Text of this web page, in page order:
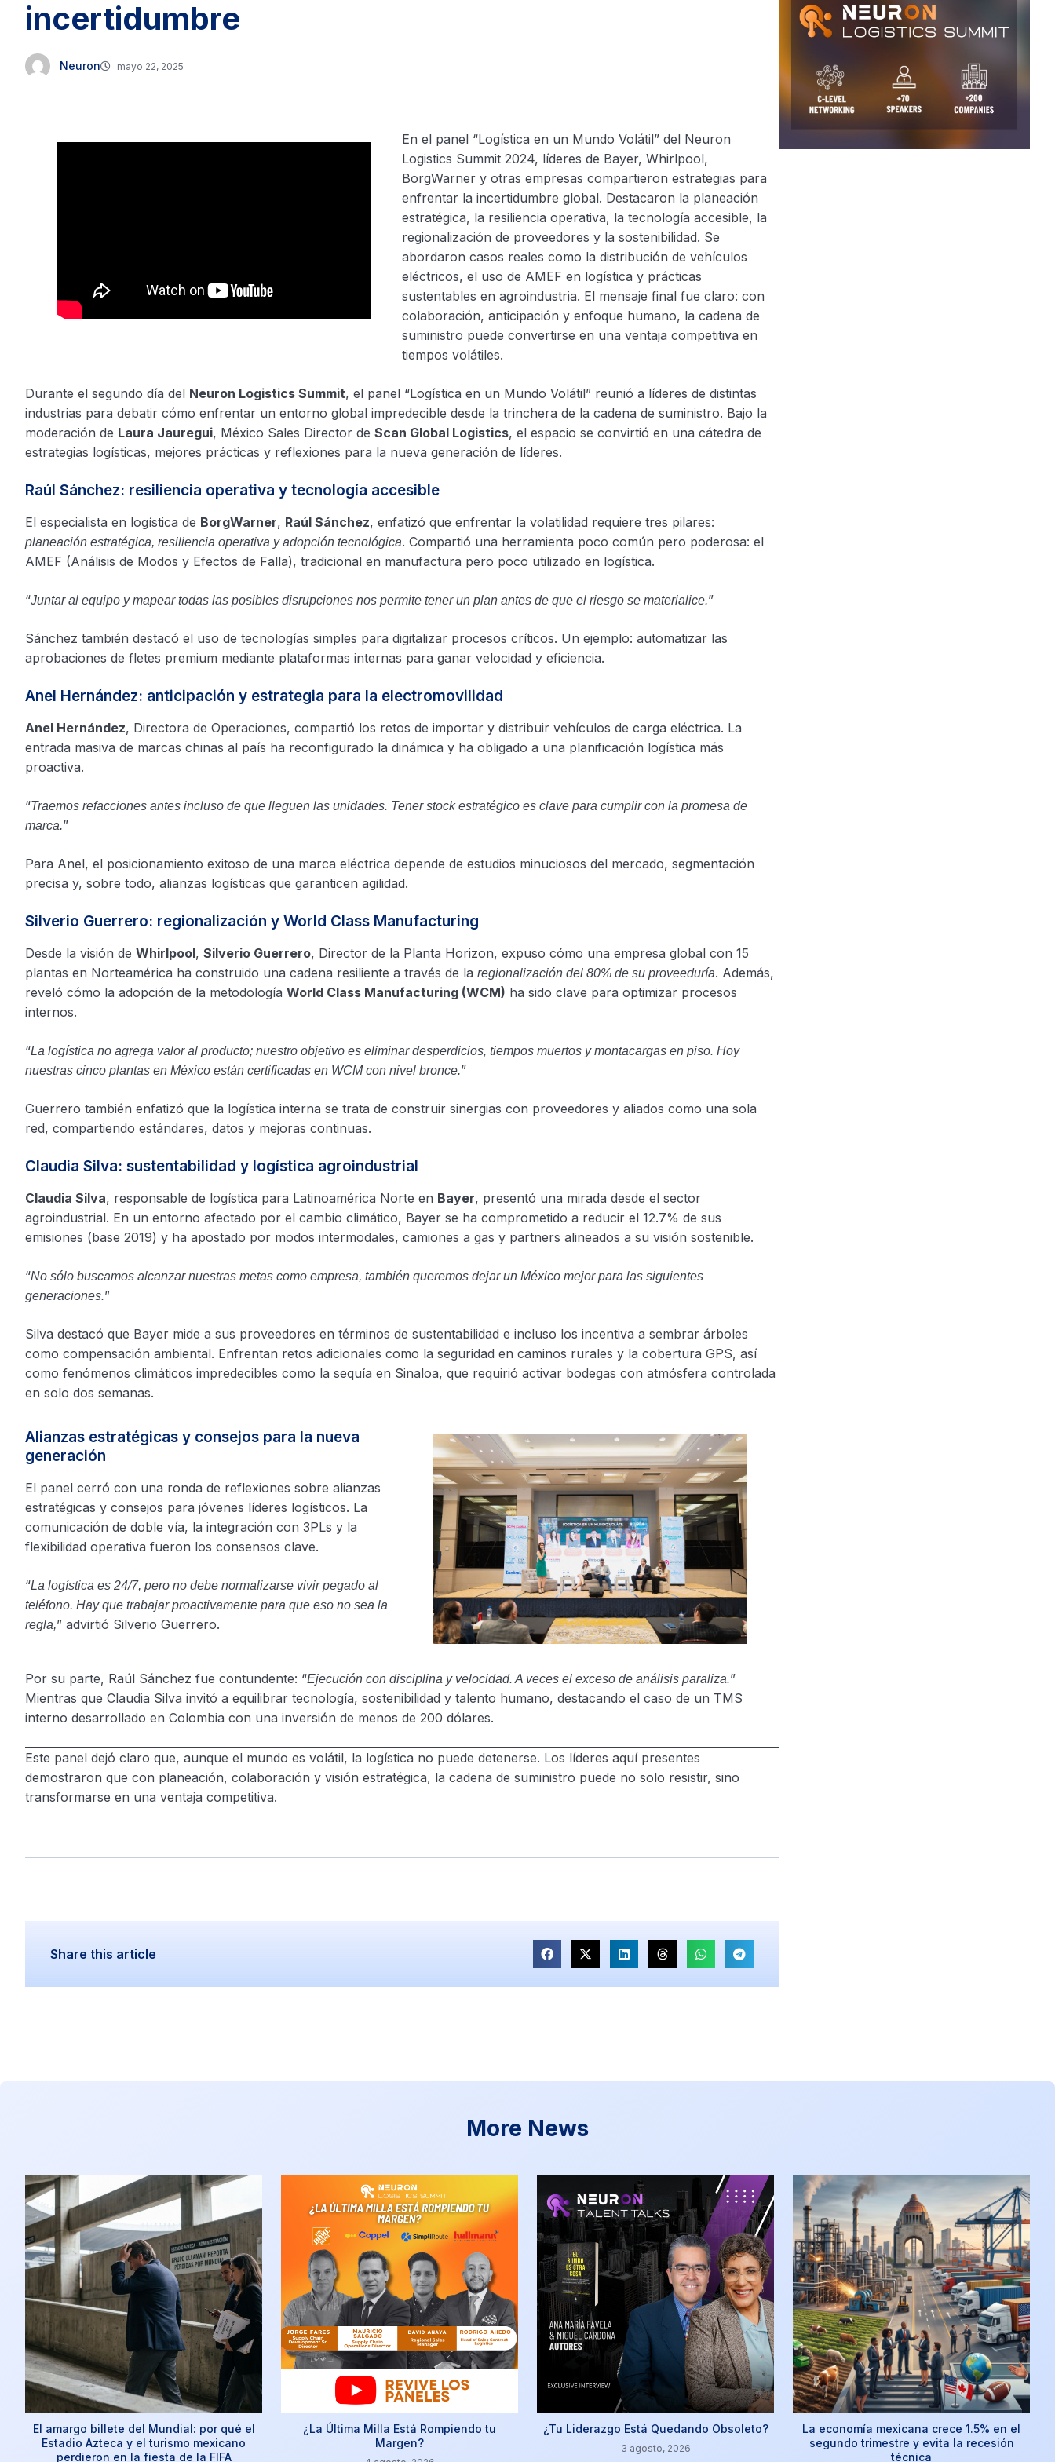
incertidumbre
Neuron mayo 22, 2025
En el panel “Logística en un Mundo Volátil” del Neuron
Logistics Summit 2024, líderes de Bayer, Whirlpool,
BorgWarner y otras empresas compartieron estrategias para
enfrentar la incertidumbre global. Destacaron la planeación
estratégica, la resiliencia operativa, la tecnología accesible, la
regionalización de proveedores y la sostenibilidad. Se
abordaron casos reales como la distribución de vehículos
eléctricos, el uso de AMEF en logística y prácticas
sustentables en agroindustria. El mensaje final fue claro: con
colaboración, anticipación y enfoque humano, la cadena de
suministro puede convertirse en una ventaja competitiva en
tiempos volátiles.
Durante el segundo día del Neuron Logistics Summit, el panel “Logística en un Mundo Volátil” reunió a líderes de distintas
industrias para debatir cómo enfrentar un entorno global impredecible desde la trinchera de la cadena de suministro. Bajo la
moderación de Laura Jauregui, México Sales Director de Scan Global Logistics, el espacio se convirtió en una cátedra de
estrategias logísticas, mejores prácticas y reflexiones para la nueva generación de líderes.
Raúl Sánchez: resiliencia operativa y tecnología accesible
El especialista en logística de BorgWarner, Raúl Sánchez, enfatizó que enfrentar la volatilidad requiere tres pilares:
planeación estratégica, resiliencia operativa y adopción tecnológica. Compartió una herramienta poco común pero poderosa: el
AMEF (Análisis de Modos y Efectos de Falla), tradicional en manufactura pero poco utilizado en logística.
“Juntar al equipo y mapear todas las posibles disrupciones nos permite tener un plan antes de que el riesgo se materialice.”
Sánchez también destacó el uso de tecnologías simples para digitalizar procesos críticos. Un ejemplo: automatizar las
aprobaciones de fletes premium mediante plataformas internas para ganar velocidad y eficiencia.
Anel Hernández: anticipación y estrategia para la electromovilidad
Anel Hernández, Directora de Operaciones, compartió los retos de importar y distribuir vehículos de carga eléctrica. La
entrada masiva de marcas chinas al país ha reconfigurado la dinámica y ha obligado a una planificación logística más
proactiva.
“Traemos refacciones antes incluso de que lleguen las unidades. Tener stock estratégico es clave para cumplir con la promesa de
marca.”
Para Anel, el posicionamiento exitoso de una marca eléctrica depende de estudios minuciosos del mercado, segmentación
precisa y, sobre todo, alianzas logísticas que garanticen agilidad.
Silverio Guerrero: regionalización y World Class Manufacturing
Desde la visión de Whirlpool, Silverio Guerrero, Director de la Planta Horizon, expuso cómo una empresa global con 15
plantas en Norteamérica ha construido una cadena resiliente a través de la regionalización del 80% de su proveeduría. Además,
reveló cómo la adopción de la metodología World Class Manufacturing (WCM) ha sido clave para optimizar procesos
internos.
“La logística no agrega valor al producto; nuestro objetivo es eliminar desperdicios, tiempos muertos y montacargas en piso. Hoy
nuestras cinco plantas en México están certificadas en WCM con nivel bronce.”
Guerrero también enfatizó que la logística interna se trata de construir sinergias con proveedores y aliados como una sola
red, compartiendo estándares, datos y mejoras continuas.
Claudia Silva: sustentabilidad y logística agroindustrial
Claudia Silva, responsable de logística para Latinoamérica Norte en Bayer, presentó una mirada desde el sector
agroindustrial. En un entorno afectado por el cambio climático, Bayer se ha comprometido a reducir el 12.7% de sus
emisiones (base 2019) y ha apostado por modos intermodales, camiones a gas y partners alineados a su visión sostenible.
“No sólo buscamos alcanzar nuestras metas como empresa, también queremos dejar un México mejor para las siguientes
generaciones.”
Silva destacó que Bayer mide a sus proveedores en términos de sustentabilidad e incluso los incentiva a sembrar árboles
como compensación ambiental. Enfrentan retos adicionales como la seguridad en caminos rurales y la cobertura GPS, así
como fenómenos climáticos impredecibles como la sequía en Sinaloa, que requirió activar bodegas con atmósfera controlada
en solo dos semanas.
Alianzas estratégicas y consejos para la nueva
generación
El panel cerró con una ronda de reflexiones sobre alianzas
estratégicas y consejos para jóvenes líderes logísticos. La
comunicación de doble vía, la integración con 3PLs y la
flexibilidad operativa fueron los consensos clave.
“La logística es 24/7, pero no debe normalizarse vivir pegado al
teléfono. Hay que trabajar proactivamente para que eso no sea la
regla,” advirtió Silverio Guerrero.
Por su parte, Raúl Sánchez fue contundente: “Ejecución con disciplina y velocidad. A veces el exceso de análisis paraliza.”
Mientras que Claudia Silva invitó a equilibrar tecnología, sostenibilidad y talento humano, destacando el caso de un TMS
interno desarrollado en Colombia con una inversión de menos de 200 dólares.
Este panel dejó claro que, aunque el mundo es volátil, la logística no puede detenerse. Los líderes aquí presentes
demostraron que con planeación, colaboración y visión estratégica, la cadena de suministro puede no solo resistir, sino
transformarse en una ventaja competitiva.
Share this article
More News
El amargo billete del Mundial: por qué el
Estadio Azteca y el turismo mexicano
perdieron en la fiesta de la FIFA
¿La Última Milla Está Rompiendo tu
Margen?
¿Tu Liderazgo Está Quedando Obsoleto?
3 agosto, 2026
La economía mexicana crece 1.5% en el
segundo trimestre y evita la recesión
técnica